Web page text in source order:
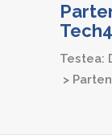
Testea:
>